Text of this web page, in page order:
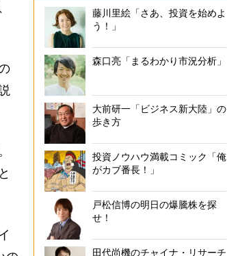
藤川里絵「さあ、投資を始めよ
う！」
森口亮「まるわかり市況分析」
大前研一「ビジネス新大陸」の
歩き方
投資ノウハウ満載コミック「俺
がカブ番長！」
戸松信博の明日の爆騰株を探
せ！
田代尚機のチャイナ・リサーチ